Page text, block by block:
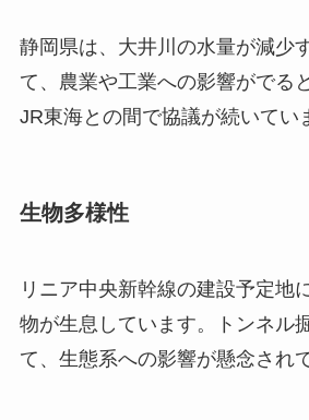
静岡県は、大井川の水量が減少
て、農業や工業への影響がでる
JR東海との間で協議が続いてい
生物多様性
リニア中央新幹線の建設予定地
物が生息しています。トンネル
て、生態系への影響が懸念され